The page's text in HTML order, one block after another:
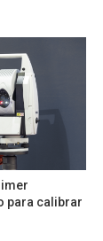
para calibrar